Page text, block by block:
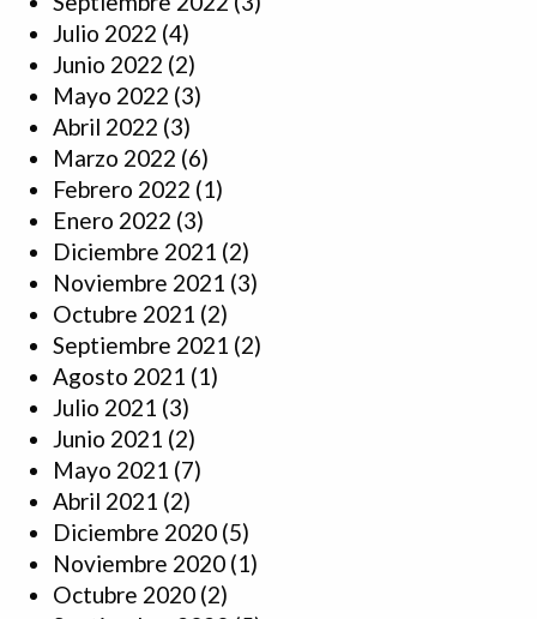
Julio 2022 (4)
Junio 2022 (2)
Mayo 2022 (3)
Abril 2022 (3)
Marzo 2022 (6)
Febrero 2022 (1)
Enero 2022 (3)
Diciembre 2021 (2)
Noviembre 2021 (3)
Octubre 2021 (2)
Septiembre 2021 (2)
Agosto 2021 (1)
Julio 2021 (3)
Junio 2021 (2)
Mayo 2021 (7)
Abril 2021 (2)
Diciembre 2020 (5)
Noviembre 2020 (1)
Octubre 2020 (2)